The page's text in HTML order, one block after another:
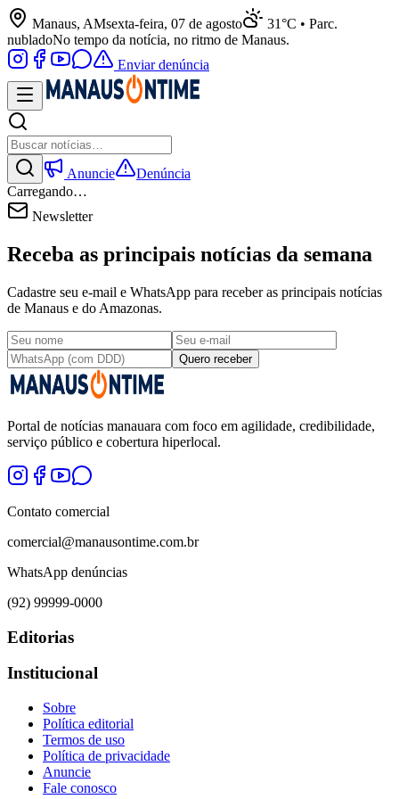
Manaus, AMsexta-feira, 07 de agosto
31°C • Parc.
nubladoNo tempo da notícia, no ritmo de Manaus.
Enviar denúncia
Anuncie
Denúncia
Carregando…
Newsletter
Receba as principais notícias da semana
Cadastre seu e-mail e WhatsApp para receber as principais notícias
de Manaus e do Amazonas.
Quero receber
Portal de notícias manauara com foco em agilidade, credibilidade,
serviço público e cobertura hiperlocal.
Contato comercial
comercial@manausontime.com.br
WhatsApp denúncias
(92) 99999-0000
Editorias
Institucional
Sobre
Política editorial
Termos de uso
Política de privacidade
Anuncie
Fale conosco